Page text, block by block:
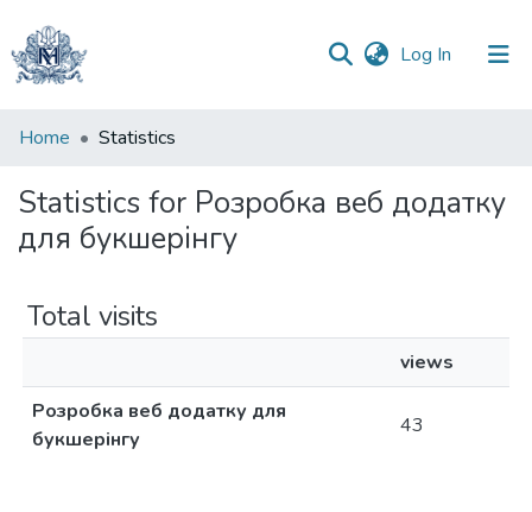
Log In (current)
Communities
Collections
All of DSpace
Home Statistics
Statistics for Розробка веб додатку
для букшерінгу
Total visits
views
Розробка веб додатку для
букшерінгу
43